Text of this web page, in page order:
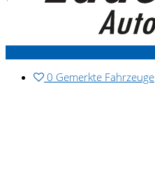
0 Gemerkte Fahrzeuge